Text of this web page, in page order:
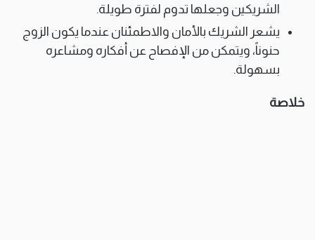
الشريكين وجعلها تدوم لفترة طويلة.
يشعر الشريك بالأمان والاطمئنان عندما يكون الزوج
حنوناً، ويتمكن من الإفصاح عن أفكاره ومشاعره
بسهولة.
خلاصة